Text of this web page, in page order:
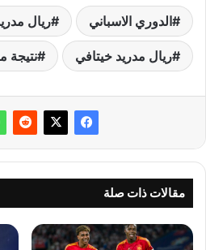
الدوري الاسباني ريال
ريال مدريد خيتافي نتيجة
مقالات ذات صلة